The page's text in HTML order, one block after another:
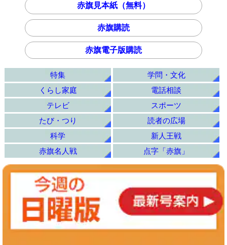
赤旗見本紙（無料）
赤旗購読
赤旗電子版購読
特集
学問・文化
くらし家庭
電話相談
テレビ
スポーツ
たび・つり
読者の広場
科学
新人王戦
赤旗名人戦
点字「赤旗」